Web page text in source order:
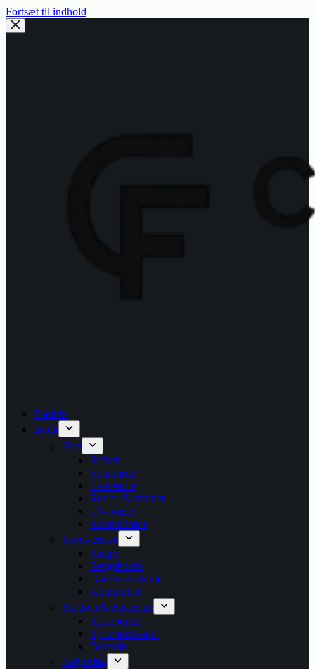
Fortsæt til indhold
Forside
Butik
Stue
Sofaer
Sofaborde
Lænestole
Reoler & vitriner
TV-borde
Konsolborde
Soveværelse
Senge
Sengeborde
Garderobeskabe
Kommoder
Køkken & Spisestue
Spiseborde
Spisebordsstole
Barstole
Belysning